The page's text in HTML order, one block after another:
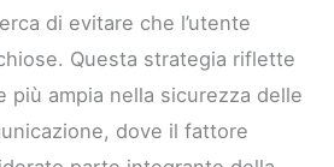
di evitare che l’utente
Questa strategia riflette
più ampia nella sicurezza delle
dove il fattore